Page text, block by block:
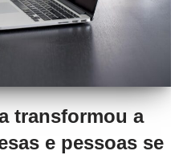
transformou a
e pessoas se